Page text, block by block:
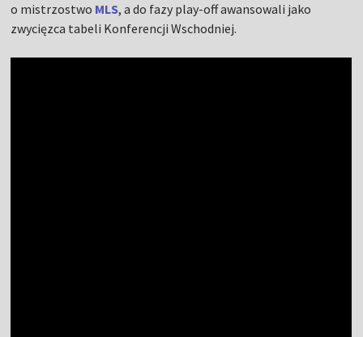
o mistrzostwo MLS, a do fazy play-off awansowali jako
zwycięzca tabeli Konferencji Wschodniej.